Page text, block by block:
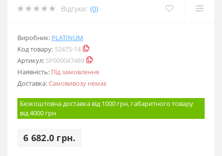
Відгуки: (0)
Виробник: PLATINUM
Код товару: 52475-14
Артикул: SP000047489
Наявність: Під замовлення
Доставка:Самовивозу немає
Безкоштовна доставка від 1000 грн, габаритного товару
від 4000 грн
6 682.0 грн.